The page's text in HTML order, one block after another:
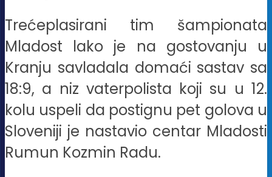
Trećeplasirani tim šampionata
Mladost lako je na gostovanju u
Kranju savladala domaći sastav sa
18:9, a niz vaterpolista koji su u 12.
kolu uspeli da postignu pet golova u
Sloveniji je nastavio centar Mladosti
Rumun Kozmin Radu.